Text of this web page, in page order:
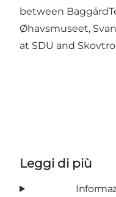
between
Øhavsmuseet,
at SDU and
Leggi di più